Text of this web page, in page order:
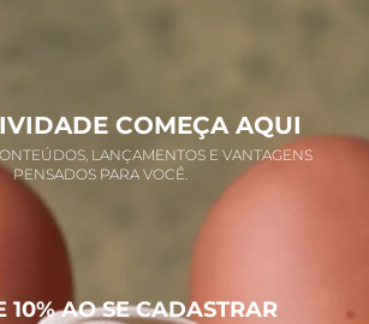
COMEÇA AQUI
LANÇAMENTOS E VANTAGENS
PENSADOS PARA VOCÊ.
10% AO SE CADASTRAR